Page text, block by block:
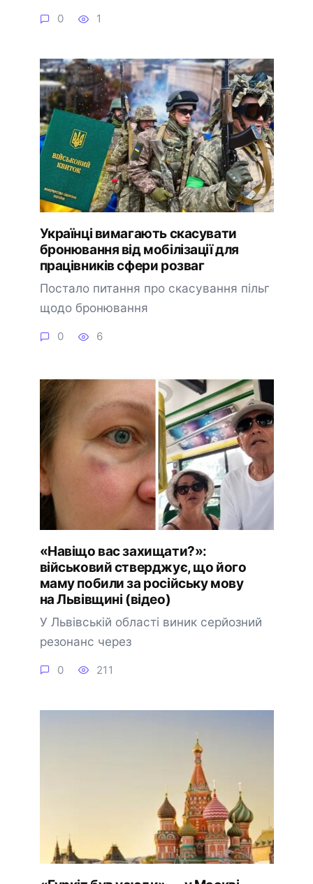
0 1
Українці вимагають скасувати
бронювання від мобілізації для
працівників сфери розваг
Постало питання про скасування пільг
щодо бронювання
0 6
«Навіщо вас захищати?»:
військовий стверджує, що його
маму побили за російську мову
на Львівщині (відео)
У Львівській області виник серйозний
резонанс через
0 211